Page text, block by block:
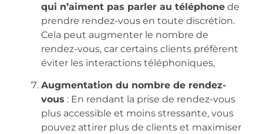
qui n’aiment pas parler au téléphone de
prendre rendez-vous en toute discrétion.
Cela peut augmenter le nombre de
rendez-vous, car certains clients préfèrent
éviter les interactions téléphoniques,
Augmentation du nombre de rendez-
vous : En rendant la prise de rendez-vous
plus accessible et moins stressante, vous
pouvez attirer plus de clients et maximiser